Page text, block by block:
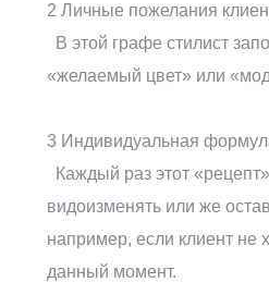
2 Личные пожелания
В этой графе стилист
«желаемый цвет» или
3 Индивидуальная
Каждый раз этот
видоизменять или же
например, если клиент не
данный момент.